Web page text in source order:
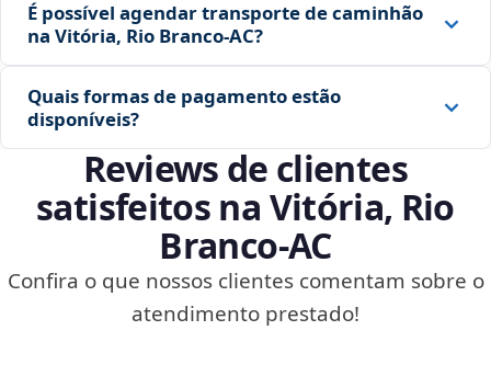
É possível agendar transporte de caminhão
na Vitória, Rio Branco‑AC?
Quais formas de pagamento estão
disponíveis?
Reviews de clientes
satisfeitos na Vitória, Rio
Branco‑AC
Confira o que nossos clientes comentam sobre o
atendimento prestado!